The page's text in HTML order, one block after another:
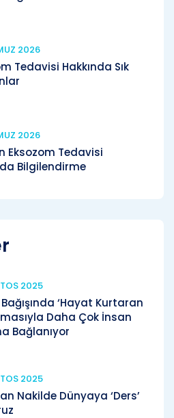
2026
Tedavisi Hakkında Sık
2026
Eksozom Tedavisi
Bilgilendirme
2025
‘Hayat Kurtaran
Daha Çok İnsan
Bağlanıyor
2025
Nakilde Dünyaya ‘Ders’